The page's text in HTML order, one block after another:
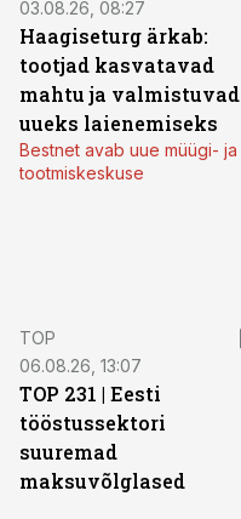
03.08.26, 08:27
Haagiseturg ärkab:
tootjad kasvatavad
mahtu ja valmistuvad
uueks laienemiseks
Bestnet avab uue müügi- ja
tootmiskeskuse
TOP
06.08.26, 13:07
TOP 231 | Eesti
tööstussektori
suuremad
maksuvõlglased